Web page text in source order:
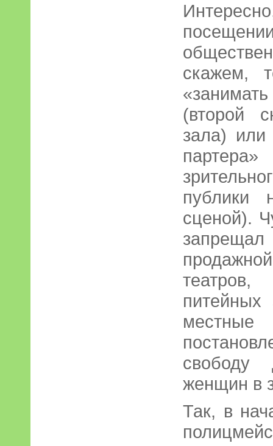
скажем,
(второй
зала)
публики
сценой).
питейных
местные
свободу
женщин в
Так, в